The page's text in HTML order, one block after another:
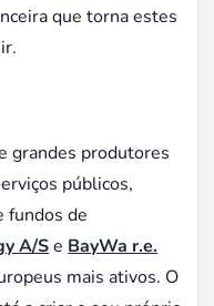
que torna estes
grandes produtores
públicos,
fundos de
A/Se BayWa r.e.
mais ativos. O